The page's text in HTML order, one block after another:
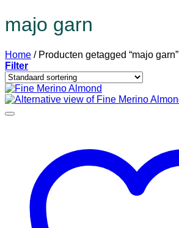
majo garn
Home /Producten getagged “majo garn”
Filter